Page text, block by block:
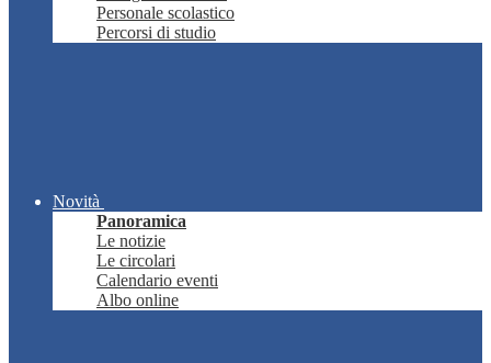
Personale scolastico
Percorsi di studio
Novità
Panoramica
Le notizie
Le circolari
Calendario eventi
Albo online